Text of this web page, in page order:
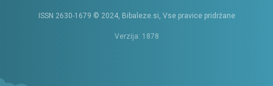
ISSN 2630-1679 © 2024, Bibaleze.si, Vse pravice pridržane
Verzija: 1878